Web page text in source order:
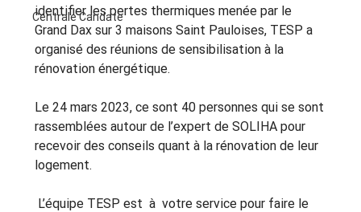
Centrale Candate
identifier les pertes thermiques menée par le
Grand Dax sur 3 maisons Saint Pauloises, TESP a
organisé des réunions de sensibilisation à la
rénovation énergétique.
Le 24 mars 2023, ce sont 40 personnes qui se sont
rassemblées autour de l’expert de SOLIHA pour
recevoir des conseils quant à la rénovation de leur
logement.
L’équipe TESP est  à  votre service pour faire le